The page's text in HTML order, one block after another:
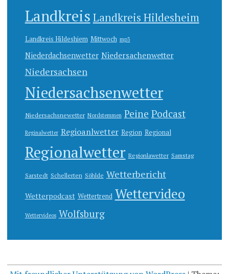
Landkreis Landkreis Hildesheim
Landkreis Hildeshiem Mittwoch mp3
Niederdachsenwetter Niedersachenwetter
Niedersachsen
Niedersachsenwetter
Niedersachsnewetter Nordstemmen Peine Podcast
Reginalwetter Regioanlwetter Region Regional
Regionalwetter Regionlawetter Samstag
Sarstedt Schellerten Söhlde Wetterbericht
Wetterpodcast Wettertrend Wettervideo
Wettervideos Wolfsburg